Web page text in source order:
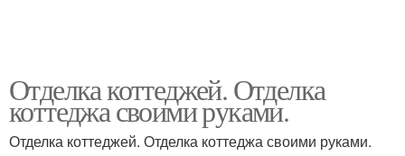
Отделка коттеджей. Отделка
коттеджа своими руками.
Отделка коттеджей. Отделка коттеджа своими руками.